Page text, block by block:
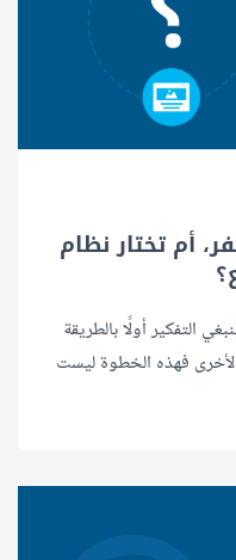
أم تختار نظام
التفكير أولًا بالطريقة
الأخرى فهذه الخطوة ليست